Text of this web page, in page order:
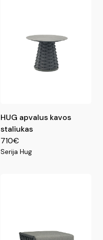
HUG apvalus kavos
staliukas
710€
Serija Hug